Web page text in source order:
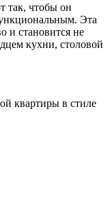
так, чтобы он
Эта
и становится не
кухни, столовой